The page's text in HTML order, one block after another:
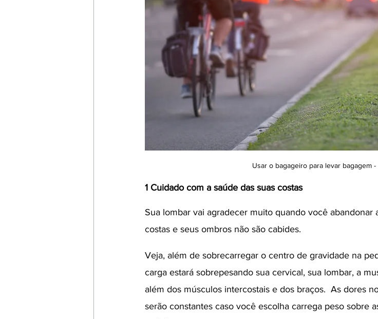
Usar o bagageiro para levar bagagem
1 Cuidado com a saúde das suas costas
Sua lombar vai agradecer muito quando você abandonar
costas e seus ombros não são cabides.
Veja, além de sobrecarregar o centro de gravidade na
carga estará sobrepesando sua cervical, sua lombar, a
além dos músculos intercostais e dos braços.  As dores
serão constantes caso você escolha carrega peso sobre